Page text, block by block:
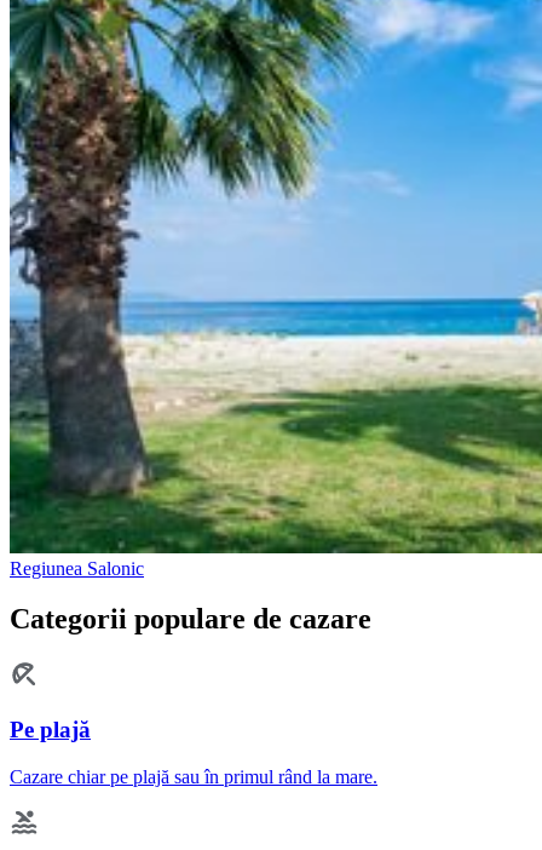
Regiunea Salonic
Categorii populare de cazare
Pe plajă
Cazare chiar pe plajă sau în primul rând la mare.